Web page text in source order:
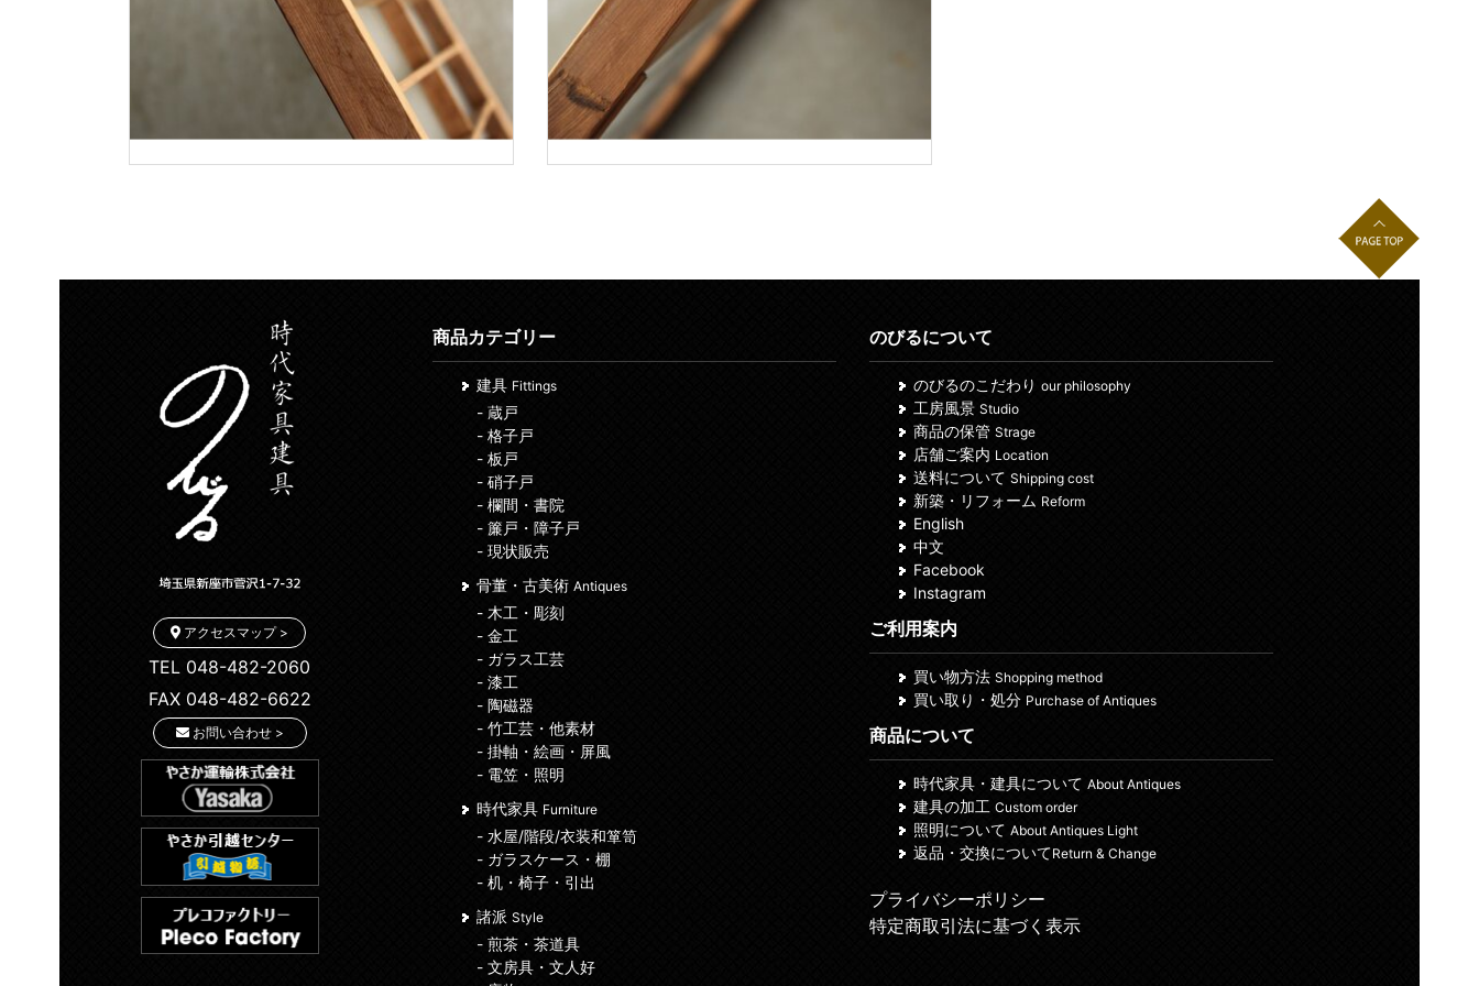
アクセスマップ >
TEL 048-482-2060
FAX 048-482-6622
お問い合わせ >
商品カテゴリー
建具 Fittings
- 蔵戸
- 格子戸
- 板戸
- 硝子戸
- 欄間・書院
- 簾戸・障子戸
- 現状販売
骨董・古美術 Antiques
- 木工・彫刻
- 金工
- ガラス工芸
- 漆工
- 陶磁器
- 竹工芸・他素材
- 掛軸・絵画・屏風
- 電笠・照明
時代家具 Furniture
- 水屋/階段/衣装和箪笥
- ガラスケース・棚
- 机・椅子・引出
諸派 Style
- 煎茶・茶道具
- 文房具・文人好
のびるについて
のびるのこだわり our philosophy
工房風景 Studio
商品の保管 Strage
店舗ご案内 Location
送料について Shipping cost
新築・リフォーム Reform
English
中文
Facebook
Instagram
ご利用案内
買い物方法 Shopping method
買い取り・処分 Purchase of Antiques
商品について
時代家具・建具について About Antiques
建具の加工 Custom order
照明について About Antiques Light
返品・交換についてReturn & Change
プライバシーポリシー
特定商取引法に基づく表示